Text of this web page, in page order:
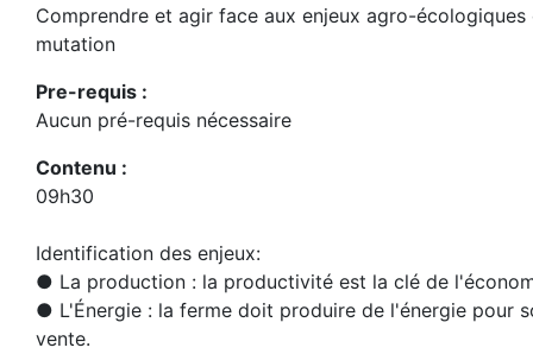
Comprendre et agir face aux enjeux agro-écologiques
mutation
Pre-requis :
Aucun pré-requis nécessaire
Contenu :
09h30
Identification des enjeux:
● La production : la productivité est la clé de
● L'Énergie : la ferme doit produire de l'énergie pour
vente.